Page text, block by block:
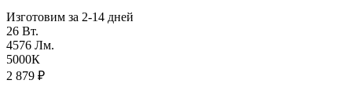
Изготовим за 2-14 дней
26 Вт.
4576 Лм.
5000К
2 879 ₽